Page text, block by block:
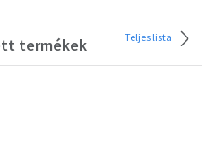
termékek Teljes lista